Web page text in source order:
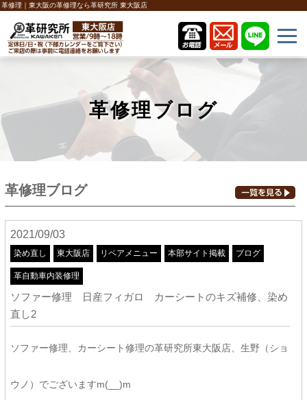
革修理｜東大阪の革修理なら革研究所 東大阪店
革修理ブログ
革修理ブログ
2021/09/03
染め直し 東大阪店 リペアメニュー 本部サイト掲載 ブログ
革自動車内装修理
ソファー修理 日産フィガロ カーシートのキズ補修、染め
直し2
ソファー修理、カーシート修理の革研究所東大阪店、生野（ショ
ウノ）でございますm(__)m